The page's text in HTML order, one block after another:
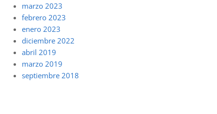
marzo 2023
febrero 2023
enero 2023
diciembre 2022
abril 2019
marzo 2019
septiembre 2018